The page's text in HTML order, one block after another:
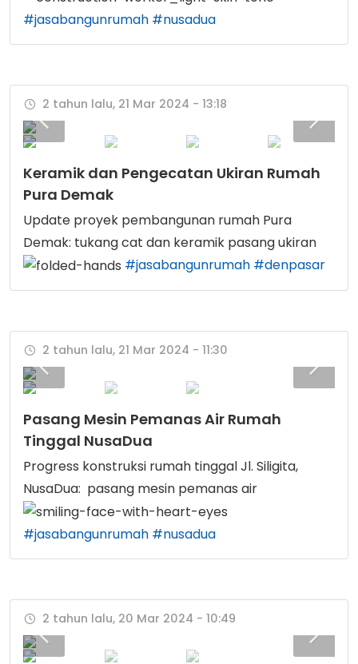
#jasabangunrumah #nusadua
2 tahun lalu, 21 Mar 2024 - 13:18
Keramik dan Pengecatan Ukiran Rumah
Pura Demak
Update proyek pembangunan rumah Pura
Demak: tukang cat dan keramik pasang ukiran
#jasabangunrumah #denpasar
2 tahun lalu, 21 Mar 2024 - 11:30
Pasang Mesin Pemanas Air Rumah
Tinggal NusaDua
Progress konstruksi rumah tinggal Jl. Siligita,
NusaDua: pasang mesin pemanas air
#jasabangunrumah #nusadua
2 tahun lalu, 20 Mar 2024 - 10:49